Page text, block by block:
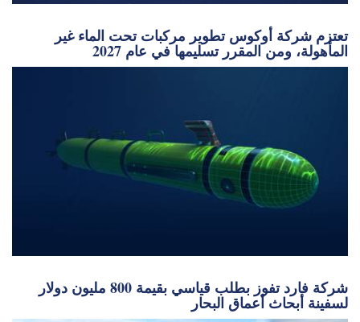
تعتزم شركة أوكوس تطوير مركبات تحت الماء غير
المأهولة، ومن المقرر تسليمها في عام 2027
شركة فارد تفوز بطلب قياسي بقيمة 800 مليون دولار